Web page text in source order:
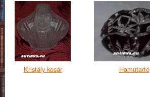
Kristály kosár Hamutartó